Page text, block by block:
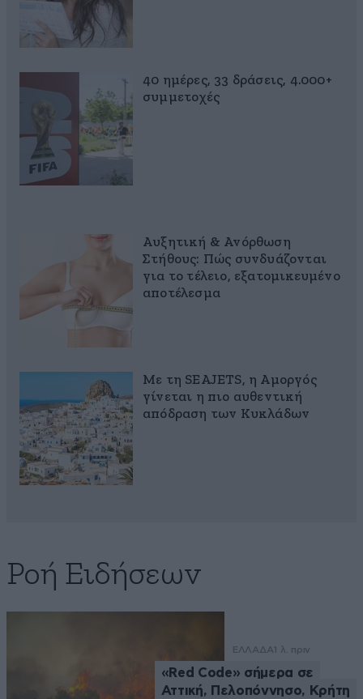
40 ημέρες, 33 δράσεις, 4.000+
συμμετοχές
Αυξητική & Ανόρθωση
Στήθους: Πώς συνδυάζονται
για το τέλειο, εξατομικευμένο
αποτέλεσμα
Με τη SEAJETS, η Αμοργός
γίνεται η πιο αυθεντική
απόδραση των Κυκλάδων
Ροή Ειδήσεων
ΕΛΛΑΔΑ 1 λ. πριν
«Red Code» σήμερα σε
Αττική, Πελοπόννησο, Κρήτη